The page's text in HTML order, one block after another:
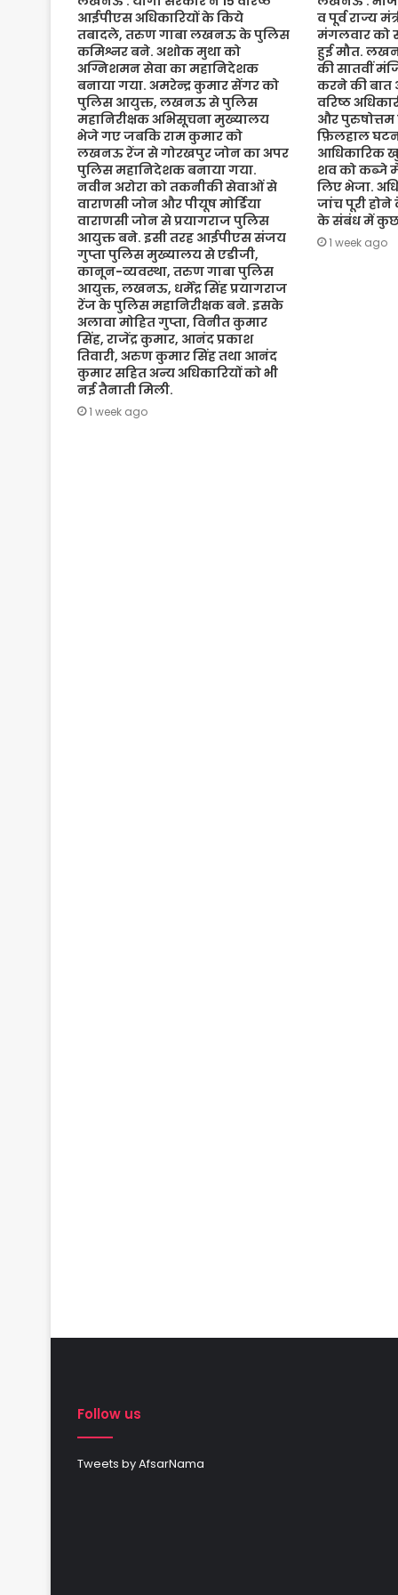
आईपीएस अधिकारियों के किये
तबादले, तरुण गाबा लखनऊ के पुलिस
कमिश्नर बने. अशोक मुथा को
अग्निशमन सेवा का महानिदेशक
बनाया गया. अमरेन्द्र कुमार सेंगर को
पुलिस आयुक्त, लखनऊ से पुलिस
महानिरीक्षक अभिसूचना मुख्यालय
भेजे गए जबकि राम कुमार को
लखनऊ रेंज से गोरखपुर जोन का अपर
पुलिस महानिदेशक बनाया गया.
नवीन अरोरा को तकनीकी सेवाओं से
वाराणसी जोन और पीयूष मोर्डिया
वाराणसी जोन से प्रयागराज पुलिस
आयुक्त बने. इसी तरह आईपीएस संजय
गुप्ता पुलिस मुख्यालय से एडीजी,
कानून-व्यवस्था, तरुण गाबा पुलिस
आयुक्त, लखनऊ, धर्मेंद्र सिंह प्रयागराज
रेंज के पुलिस महानिरीक्षक बने. इसके
अलावा मोहित गुप्ता, विनीत कुमार
सिंह, राजेंद्र कुमार, आनंद प्रकाश
तिवारी, अरुण कुमार सिंह तथा आनंद
कुमार सहित अन्य अधिकारियों को भी
नई तैनाती मिली.
1 week ago
व पूर्व राज्य
मंगलवार को
हुई मौत.
की सातवीं
करने की
वरिष्ठ
और
फ़िलहाल
आधिकारिक
शव को कब्जे
लिए भेजा.
जांच पूरी होने
के संबंध में कुछ
1 week ago
Follow us
Tweets by AfsarNama